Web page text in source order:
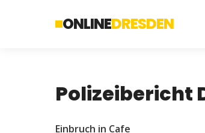
ONLINEDRESDEN
Polizeibericht
Einbruch in Cafe